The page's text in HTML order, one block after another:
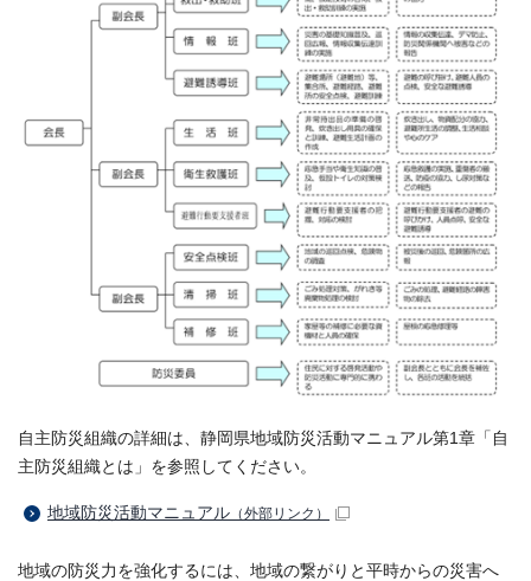
自主防災組織の詳細は、静岡県地域防災活動マニュアル第1章「自
主防災組織とは」を参照してください。
地域防災活動マニュアル （外部リンク）
地域の防災力を強化するには、地域の繋がりと平時からの災害へ